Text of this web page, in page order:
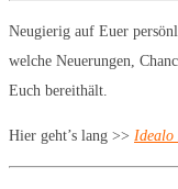
Neugierig auf Euer
welche Neuerungen,
Euch bereithält.
Hier geht’s lang >> Idealo